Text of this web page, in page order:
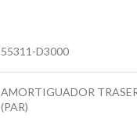
55311-D3000
AMORTIGUADOR
(PAR)